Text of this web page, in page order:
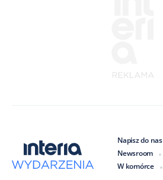
Napisz do nas
Newsroom
W komórce